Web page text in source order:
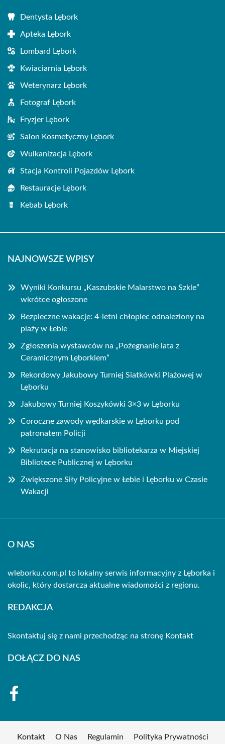
Dentysta Lębork
Apteka Lębork
Lombard Lębork
Kwiaciarnia Lębork
Weterynarz Lębork
Fotograf Lębork
Fryzjer Lębork
Salon Kosmetyczny Lębork
Wulkanizacja Lębork
Stacja Kontroli Pojazdów Lębork
Restauracje Lębork
Kebab Lębork
NAJNOWSZE WPISY
Wyniki Konkursu „Kaszubskie Malarstwo na Szkle”
wkrótce ogłoszone
Bezpieczne wakacje: 4-letni chłopiec odnaleziony na
plaży w Łebie
Zgłoszenia wystawców na „Pożegnanie lata z
Ceramicznym Lęborkiem”
Rekordowy Jakubowy Turniej Siatkówki Plażowej w
Lęborku
Jakubowy Turniej Koszykówki 3×3 w Lęborku
Coroczne zawody wędkarskie w Lęborku pod
patronatem Policji
Rekrutacja na stanowisko bibliotekarza w Miejskiej
Bibliotece Publicznej w Lęborku
Zwiększone Siły Policyjne w Łebie i Lęborku w Czasie
Wakacji
O NAS
wleborku.com.pl to lokalny serwis informacyjny z Lęborka i
okolic, który dostarcza aktualne wiadomości z regionu.
REDAKCJA
Skontaktuj się z nami przechodząc na stronę Kontakt
DOŁĄCZ DO NAS
Kontakt O Nas Regulamin Polityka Prywatności